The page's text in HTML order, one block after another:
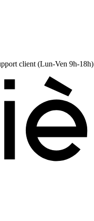
client (Lun-Ven 9h-18h)